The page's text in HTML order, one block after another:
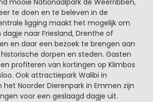
mooie Nationaalpark de Weerribben,
te doen en te beleven in de
ligging maakt het mogelijk om
naar Friesland, Drenthe of
en daar een bezoek te brengen aan
dorpen en steden. Gasten
profiteren van kortingen op Klimbos
Ook attractiepark Walibi in
het Noorder Dierenpark in Emmen zijn
voor een geslaagd dagje uit.